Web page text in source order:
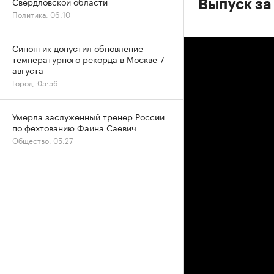
Выпуск
Политика, 06:10
Синоптик допустил обновление
температурного рекорда в Москве 7
августа
Город, 05:56
Умерла заслуженный тренер России
по фехтованию Фаина Саевич
Общество, 05:27